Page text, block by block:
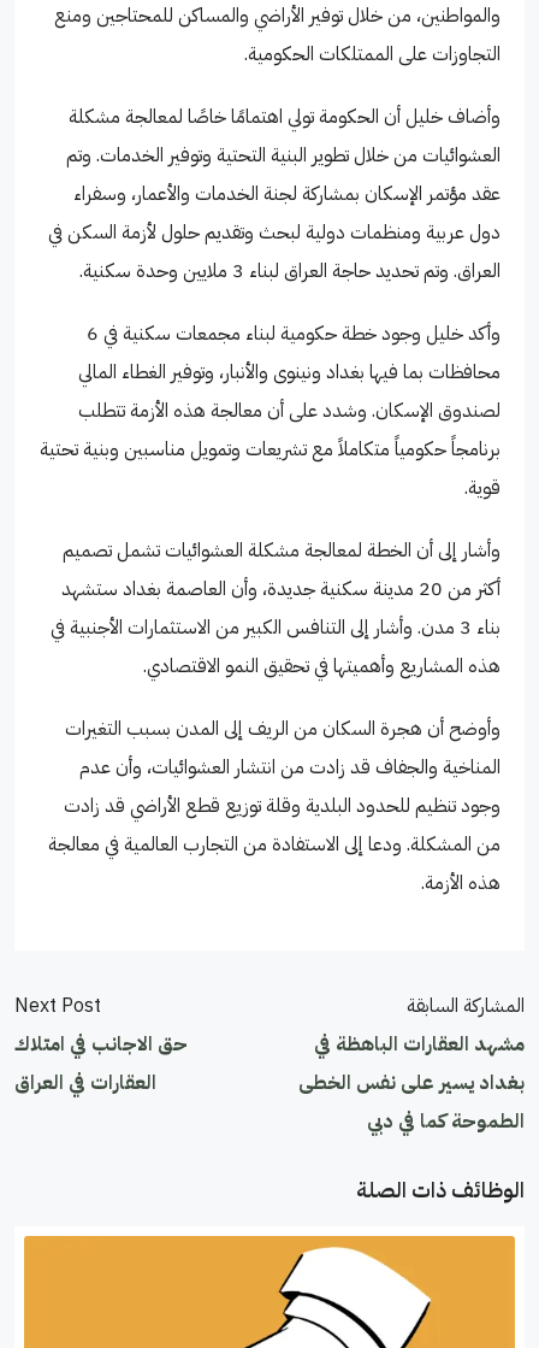
والمواطنين، من خلال توفير الأراضي والمساكن للمحتاجين ومنع
التجاوزات على الممتلكات الحكومية.
وأضاف خليل أن الحكومة تولي اهتمامًا خاصًا لمعالجة مشكلة
العشوائيات من خلال تطوير البنية التحتية وتوفير الخدمات. وتم
عقد مؤتمر الإسكان بمشاركة لجنة الخدمات والأعمار، وسفراء
دول عربية ومنظمات دولية لبحث وتقديم حلول لأزمة السكن في
العراق. وتم تحديد حاجة العراق لبناء 3 ملايين وحدة سكنية.
وأكد خليل وجود خطة حكومية لبناء مجمعات سكنية في 6
محافظات بما فيها بغداد ونينوى والأنبار، وتوفير الغطاء المالي
لصندوق الإسكان. وشدد على أن معالجة هذه الأزمة تتطلب
برنامجاً حكومياً متكاملاً مع تشريعات وتمويل مناسبين وبنية تحتية
قوية.
وأشار إلى أن الخطة لمعالجة مشكلة العشوائيات تشمل تصميم
أكثر من 20 مدينة سكنية جديدة، وأن العاصمة بغداد ستشهد
بناء 3 مدن. وأشار إلى التنافس الكبير من الاستثمارات الأجنبية في
هذه المشاريع وأهميتها في تحقيق النمو الاقتصادي.
وأوضح أن هجرة السكان من الريف إلى المدن بسبب التغيرات
المناخية والجفاف قد زادت من انتشار العشوائيات، وأن عدم
وجود تنظيم للحدود البلدية وقلة توزيع قطع الأراضي قد زادت
من المشكلة. ودعا إلى الاستفادة من التجارب العالمية في معالجة
هذه الأزمة.
المشاركة السابقة
مشهد العقارات الباهظة في
بغداد يسير على نفس الخطى
الطموحة كما في دبي
Next Post
حق الاجانب في امتلاك
العقارات في العراق
الوظائف ذات الصلة